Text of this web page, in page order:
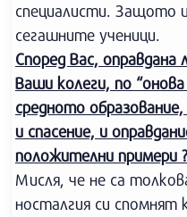
специалисти. Защото
сегашните ученици.
Според Вас, оправдана
Ваши колеги, по
средното
и спасение, и
положителни примери ?
Мисля, че не са
носталгия си спомнят